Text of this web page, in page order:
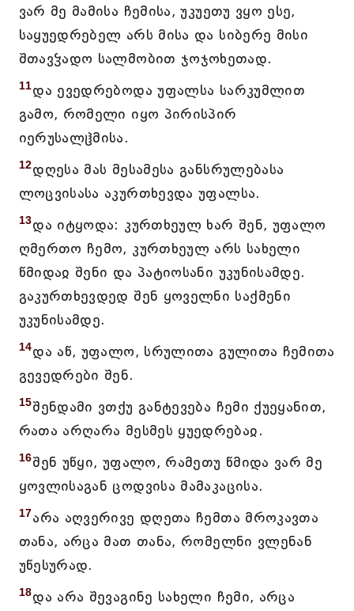
ვარ მე მამისა ჩემისა, უკუეთუ ვყო ესე,
საყუედრებელ არს მისა და სიბერე მისი
შთავჴადო სალმობით ჯოჯოხეთად.
11და ევედრებოდა უფალსა სარკუმლით
გამო, რომელი იყო პირისპირ
იერუსალჱმისა.
12დღესა მას მესამესა განსრულებასა
ლოცვისასა აკურთხევდა უფალსა.
13და იტყოდა: კურთხეულ ხარ შენ, უფალო
ღმერთო ჩემო, კურთხეულ არს სახელი
წმიდაჲ შენი და პატიოსანი უკუნისამდე.
გაკურთხევდედ შენ ყოველნი საქმენი
უკუნისამდე.
14და აწ, უფალო, სრულითა გულითა ჩემითა
გევედრები შენ.
15შენდამი ვთქუ განტევება ჩემი ქუეყანით,
რათა არღარა მესმეს ყუედრებაჲ.
16შენ უწყი, უფალო, რამეთუ წმიდა ვარ მე
ყოვლისაგან ცოდვისა მამაკაცისა.
17არა აღვერივე დღეთა ჩემთა მროკავთა
თანა, არცა მათ თანა, რომელნი ვლენან
უწესურად.
18და არა შევაგინე სახელი ჩემი, არცა